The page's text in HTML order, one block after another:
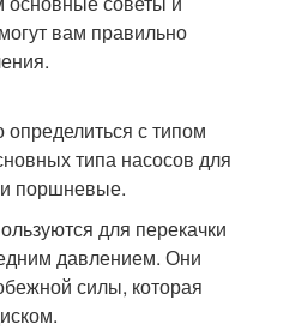
вам правильно
с типом
типа насосов для
поршневые.
для перекачки
давлением. Они
силы, которая